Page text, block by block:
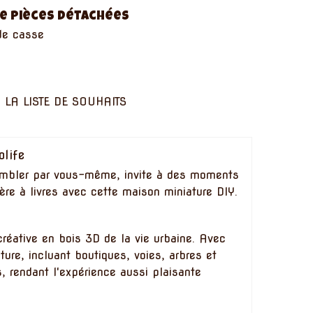
pièces détachées
casse
LISTE DE SOUHAITS
par vous-même, invite à des moments
à livres avec cette maison miniature DIY.
en bois 3D de la vie urbaine. Avec
incluant boutiques, voies, arbres et
rendant l'expérience aussi plaisante